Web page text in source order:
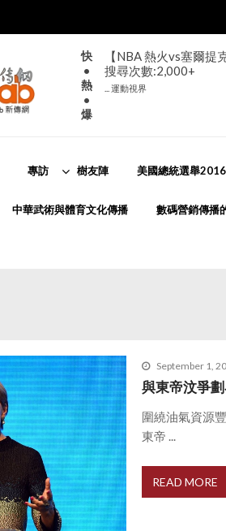
快
•
熱
•
爆
【NBA 熱火vs塞爾
搜尋次數:2,000+
... 運動視界
專訪 樹友陣 美國總統選舉2016
中華武術與體育文化傳播 數碼營銷傳播
September 1,
與東帝汶爭
圍繞油氣資源
東帝 ...
READ MORE